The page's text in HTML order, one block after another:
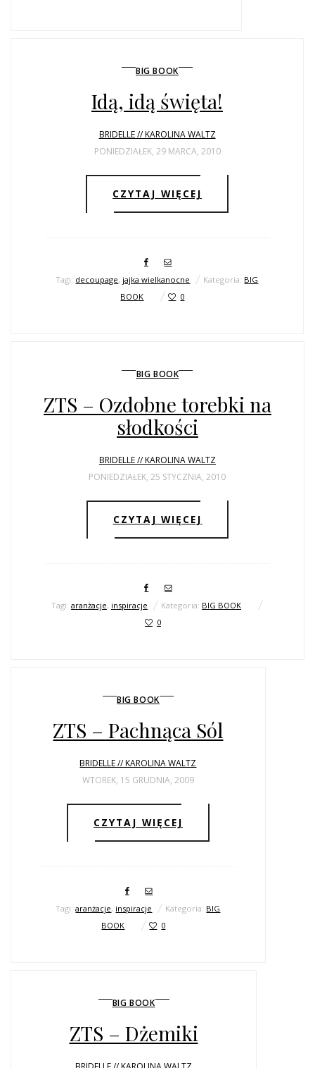
BIG BOOK
Idą, idą święta!
BRIDELLE // KAROLINA WALTZ
PONIEDZIAŁEK, 29 MARCA, 2010
CZYTAJ WIĘCEJ
Tagi: decoupage, jajka wielkanocne Kategoria: BIG
BOOK
0
BIG BOOK
ZTS – Ozdobne torebki na
słodkości
BRIDELLE // KAROLINA WALTZ
PONIEDZIAŁEK, 25 STYCZNIA, 2010
CZYTAJ WIĘCEJ
Tagi: aranżacje, inspiracje Kategoria: BIG BOOK
0
BIG BOOK
ZTS – Pachnąca Sól
BRIDELLE // KAROLINA WALTZ
WTOREK, 15 GRUDNIA, 2009
CZYTAJ WIĘCEJ
Tagi:aranżacje, inspiracje Kategoria: BIG
BOOK
0
BIG BOOK
ZTS – Dżemiki